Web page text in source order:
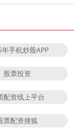
手机炒股APP
股票投资
配资线上平台
票配资搜狐